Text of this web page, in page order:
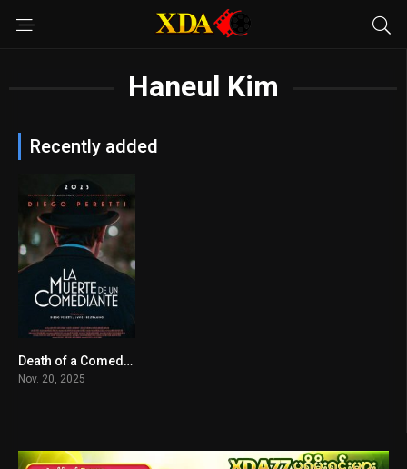
Haneul Kim
Recently added
6.1Death of a Comedian
Nov. 20, 2025